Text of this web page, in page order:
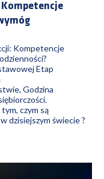
Kompetencje
Etap
Godzina
czym są
dzisiejszym świecie ?